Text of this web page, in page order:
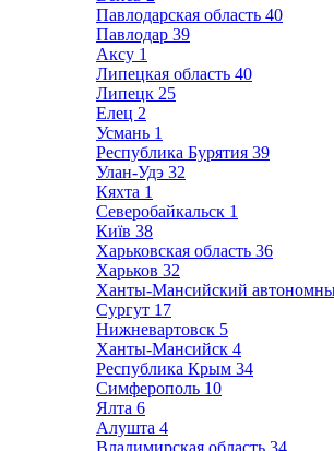
Павлодарская область 40
Павлодар 39
Аксу 1
Липецкая область 40
Липецк 25
Елец 2
Усмань 1
Республика Бурятия 39
Улан-Удэ 32
Кяхта 1
Северобайкальск 1
Київ 38
Харьковская область 36
Харьков 32
Ханты-Мансийский
Сургут 17
Нижневартовск 5
Ханты-Мансийск 4
Республика Крым 34
Симферополь 10
Ялта 6
Алушта 4
Владимирская область 34